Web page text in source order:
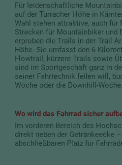
Für leidenschaftliche
auf der Turracher Höhe in
Wahl stehen attraktive, auch für
Strecken für Mountainbiker und
erproben die Trails in der Trail
Höhe. Sie umfasst den 6
Flowtrail, kürzere Trails sowie
sind im Sportgeschäft ganz in
seiner Fahrtechnik feilen will,
Woche oder die Downhill-Woche.
Wo wird das Fahrrad sicher
Im vorderen Bereich des
direkt neben der Getränkeecke
abschließbaren Platz für